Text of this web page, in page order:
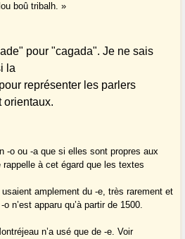
boû tribalh. »
pour "cagada". Je ne sais
la
représenter les parlers
orientaux.
-o ou -a que si elles sont propres aux
à cet égard que les textes
amplement du -e, très rarement et
n’est apparu qu’à partir de 1500.
n’a usé que de -e. Voir